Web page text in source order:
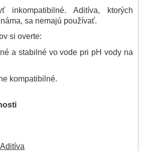
inkompatibilné. Aditíva, ktorých
sa nemajú používať.
si overte:
a stabilné vo vode pri pH vody na
kompatibilné.